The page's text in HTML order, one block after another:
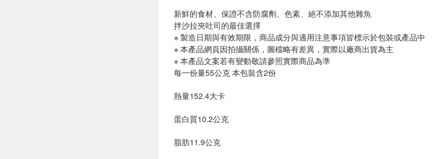
新鮮的食材、保證不含防腐劑
色素、絕不添加其他雜魚
拌沙拉夾吐司的最佳選擇
※ 製造日期與有效期限，商品成分與適用注意事項皆標示於包裝或產品中
※ 本產品網頁因拍攝關係，圖檔略有差異，實際以廠商出貨為主
※ 本產品文案若有變動敬請參照實際商品為準
每一份量55公克 本包裝含2份
熱量152.4大卡
蛋白質10.2公克
脂肪11.9公克